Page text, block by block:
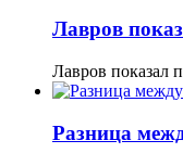
Лавров
Лавров показал
Разница